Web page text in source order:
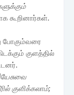
கூறினார்கள்.
போகும்வரை
குளத்தில்
குளிக்கலாம்;